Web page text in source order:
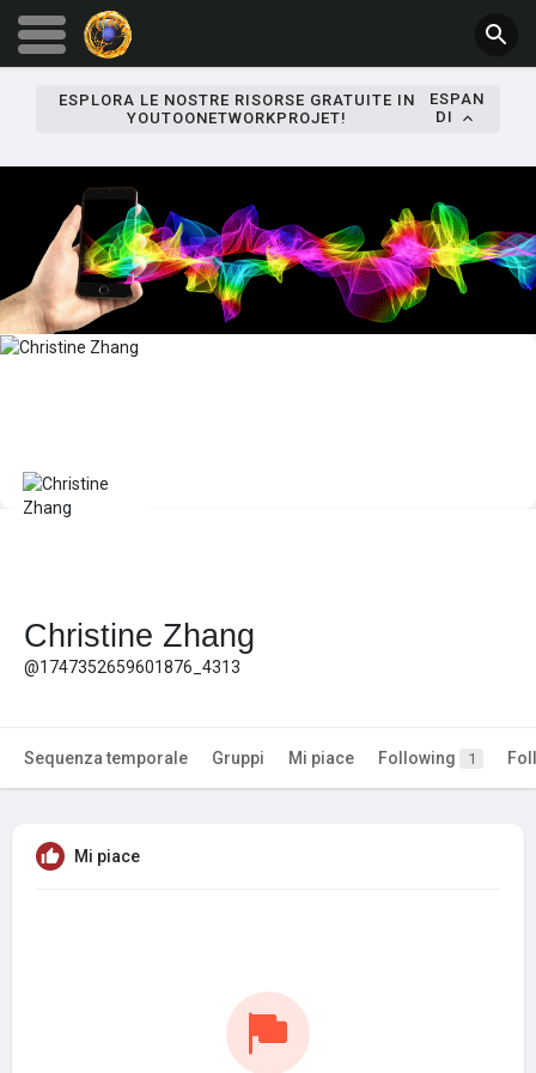
ESPLORA LE NOSTRE RISORSE GRATUITE IN
YOUTOONETWORKPROJET!
ESPAN
DI
Christine Zhang
@1747352659601876_4313
Sequenza temporale Gruppi Mi piace Following 1
Mi piace